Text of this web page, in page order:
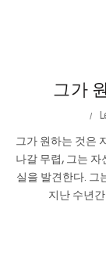
그가
그가 원하는 것은
나갈 무렵, 그는
실을 발견한다. 그
지난 수년